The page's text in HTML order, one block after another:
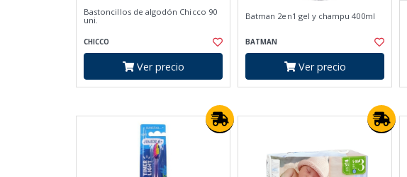
Bastoncillos de algodón Chicco 90
uni.
CHICCO
Ver precio
Batman 2en1 gel y champu 400ml
BATMAN
Ver precio